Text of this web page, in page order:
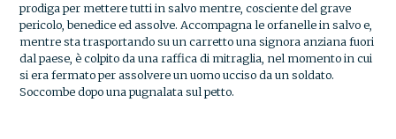
prodiga per mettere tutti in salvo mentre, cosciente del grave
pericolo, benedice ed assolve. Accompagna le orfanelle in salvo e,
mentre sta trasportando su un carretto una signora anziana fuori
dal paese, è colpito da una raffica di mitraglia, nel momento in cui
si era fermato per assolvere un uomo ucciso da un soldato.
Soccombe dopo una pugnalata sul petto.